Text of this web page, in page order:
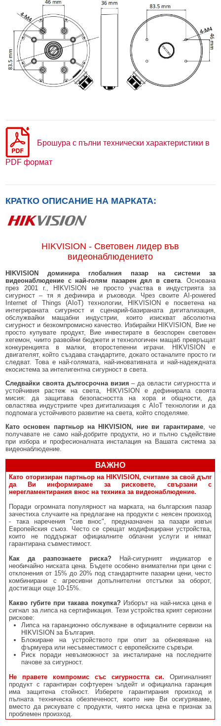
Брошура с пълни технически характеристики в
PDF формат
КРАТКО ОПИСАНИЕ НА МАРКАТА:
HIKVISION - Световен лидер във
видеонаблюдението
HIKVISION доминира глобалния пазар на системи за
видеонаблюдение с най-голям пазарен дял в света. Основана
през 2001 г., HIKVISION не просто участва в индустрията за
сигурност – тя я дефинира и ръководи. Чрез своите AI-powered
Internet of Things (AIoT) технологии, HIKVISION е посветена на
интегрираната сигурност и сценарий-базираната дигитализация,
обслужвайки мащабни индустрии, които изискват абсолютна
сигурност и безкомпромисно качество. Избирайки HIKVISION, Вие не
просто купувате продукт, Вие инвестирате в безспорен световен
хегемон, чиито развойни бюджети и технологичен мащаб превръщат
конкуренцията в малки, второстепенни играчи. HIKVISION е
двигателят, който създава стандартите, докато останалите просто ги
следват. Това е най-голямата, най-иновативната и най-надеждната
екосистема за интелигентна сигурност в света.
Следвайки своята дългосрочна визия – да овласти сигурността и
устойчивия растеж на света, HIKVISION е дефинирала своята
мисия: да защитава безопасността на хора и общности, да
овластява индустриите чрез дигитализация с AIoT технологии и да
подпомага устойчивото развитие на света, който споделяме.
Като основен партньор на HIKVISION, ние ви гарантираме, че
получавате не само най-добрите продукти, но и пълно съдействие
при избора и професионалната инсталация на Вашата система за
видеонаблюдение.
ВАЖНО
Като оторизиран партньор на HIKVISION, считаме за свой дълг
да Ви информираме за рисковете, свързани с
нерегламентирания внос на техника за видеонаблюдение.
Поради огромната популярност на марката, на българския пазар
зачестиха случаите на предлагане на продукти с неясен произход
- така наречения "сив внос", предназначен за пазари извън
Европейския съюз. Често се срещат модифицирани устройства,
които не поддържат официалните облачни услуги и нямат
гарантирана съвместимост.
Как да разпознаете риска?Най-сигурният индикатор е
необичайно ниската цена. Бъдете особено внимателни при цени с
отклонения от 15% до 20% под стандартните пазарни цени, често
комбинирани с агресивни допълнителни отстъпки за оборот,
достигащи още 10-15%.
Какво губите при такава покупка?Изборът на най-ниска цена е
сигнал за липса на сертификация. Тези устройства крият сериозни
рискове:
Липса на гаранционно обслужване в официалните сервизи на
HIKVISION за България.
Блокиране на устройството при опит за обновяване на
фърмуера или несъвместимост с европейските сървъри.
Риск поради невъзможност за инсталиране на последните
пачове за сигурност.
Не правете компромис със сигурността си. Оригиналният
продукт с гарантиран софтуерен ъпдейт и официална гаранция
има защитена стойност. Изберете гарантирания произход и
пълната техническа обезпеченост, които ние Ви осигуряваме,
вместо да рискувате с продукти, чиято ниска цена е признак за
проблемен произход.